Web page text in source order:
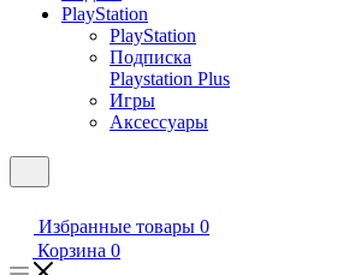
PlayStation
PlayStation
Подписка
Playstation Plus
Игры
Аксессуары
Избранные товары 0
Корзина 0